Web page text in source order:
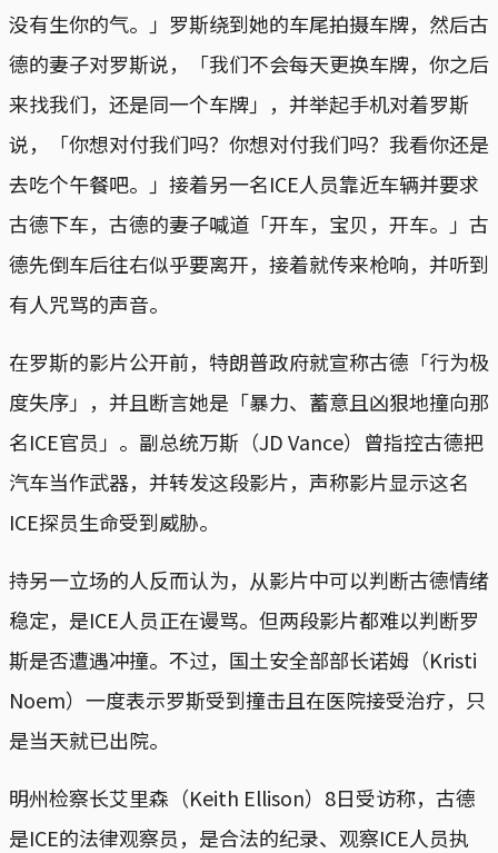
没有生你的气。」罗斯绕到她的车尾拍摄车牌，然后古
德的妻子对罗斯说，「我们不会每天更换车牌，你之后
来找我们，还是同一个车牌」，并举起手机对着罗斯
说，「你想对付我们吗？你想对付我们吗？我看你还是
去吃个午餐吧。」接着另一名ICE人员靠近车辆并要求
古德下车，古德的妻子喊道「开车，宝贝，开车。」古
德先倒车后往右似乎要离开，接着就传来枪响，并听到
有人咒骂的声音。
在罗斯的影片公开前，特朗普政府就宣称古德「行为极
度失序」，并且断言她是「暴力、蓄意且凶狠地撞向那
名ICE官员」。副总统万斯（JD Vance）曾指控古德把
汽车当作武器，并转发这段影片，声称影片显示这名
ICE探员生命受到威胁。
持另一立场的人反而认为，从影片中可以判断古德情绪
稳定，是ICE人员正在谩骂。但两段影片都难以判断罗
斯是否遭遇冲撞。不过，国土安全部部长诺姆（Kristi
Noem）一度表示罗斯受到撞击且在医院接受治疗，只
是当天就已出院。
明州检察长艾里森（Keith Ellison）8日受访称，古德
是ICE的法律观察员，是合法的纪录、观察ICE人员执